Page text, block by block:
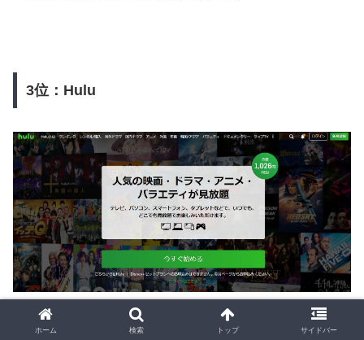
3位：Hulu
Hulu（フールー）は、動画配信サービスの中でも、早い
ホーム 検索 トップ サイドバー